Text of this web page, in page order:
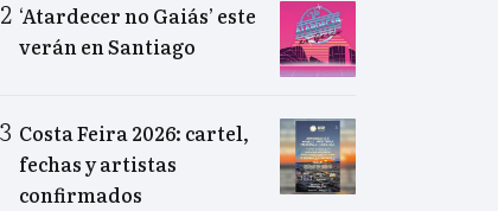
‘Atardecer no Gaiás’ este
verán en Santiago
Costa Feira 2026: cartel,
fechas y artistas
confirmados